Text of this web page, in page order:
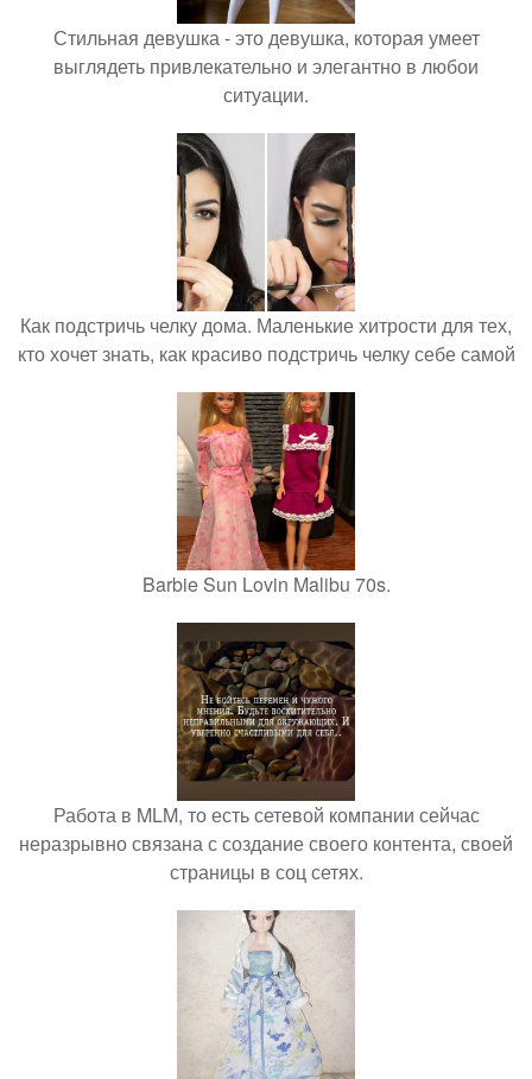
Стильная девушка - это девушка, которая умеет
выглядеть привлекательно и элегантно в любои
ситуации.
Как подстричь челку дома. Маленькие хитрости для тех,
кто хочет знать, как красиво подстричь челку себе самой
Barbie Sun Lovin Malibu 70s.
Работа в MLM, то есть сетевой компании сейчас
неразрывно связана с создание своего контента, своей
страницы в соц сетях.